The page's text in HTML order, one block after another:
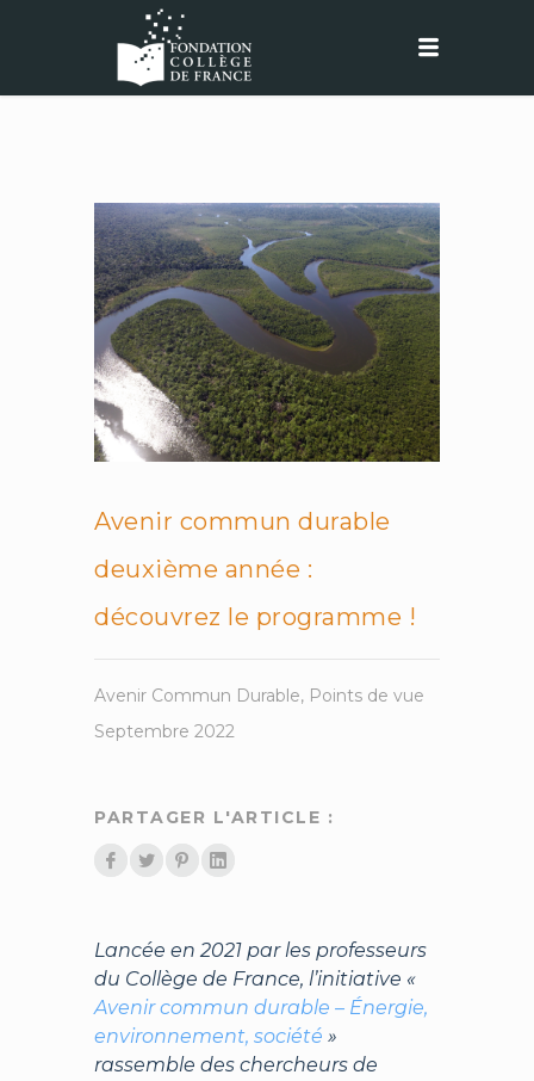
Avenir commun durable
deuxième année :
découvrez le programme !
Avenir Commun Durable, Points de vue
Septembre 2022
PARTAGER L'ARTICLE :
Lancée en 2021 par les professeurs
du Collège de France, l’initiative «
Avenir commun durable – Énergie,
environnement, société »
rassemble des chercheurs de